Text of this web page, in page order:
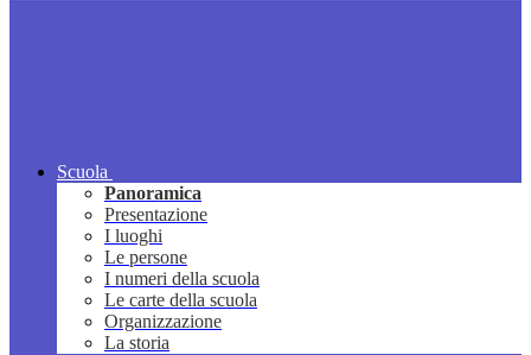
Scuola
Panoramica
Presentazione
I luoghi
Le persone
I numeri della scuola
Le carte della scuola
Organizzazione
La storia